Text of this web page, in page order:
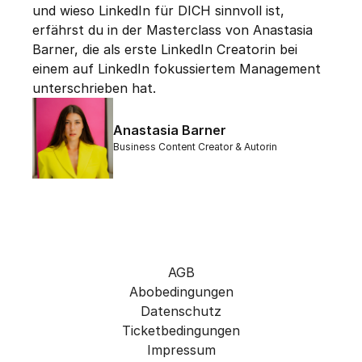
und wieso LinkedIn für DICH sinnvoll ist,
erfährst du in der Masterclass von Anastasia
Barner, die als erste LinkedIn Creatorin bei
einem auf LinkedIn fokussiertem Management
unterschrieben hat.
Anastasia Barner
Business Content Creator & Autorin
AGB
Abobedingungen
Datenschutz
Ticketbedingungen
Impressum